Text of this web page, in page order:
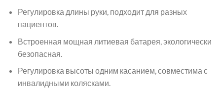
Регулировка длины руки, подходит для разных
пациентов.
Встроенная мощная литиевая батарея, экологически
безопасная.
Регулировка высоты одним касанием, совместима с
инвалидными колясками.